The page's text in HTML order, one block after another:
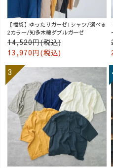
【福袋】ゆったりガーゼTシャツ/選べる
2カラー/知多木綿ダブルガーゼ
14,520円(税込)
13,970円(税込)